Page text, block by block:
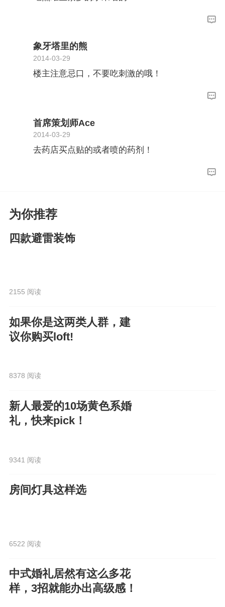
象牙塔里的熊
2014-03-29
楼主注意忌口，不要吃刺激的哦！
首席策划师Ace
2014-03-29
去药店买点贴的或者喷的药剂！
为你推荐
四款避雷装饰
2155 阅读
如果你是这两类人群，建
议你购买loft!
8378 阅读
新人最爱的10场黄色系婚
礼，快来pick！
9341 阅读
房间灯具这样选
6522 阅读
中式婚礼居然有这么多花
样，3招就能办出高级感！